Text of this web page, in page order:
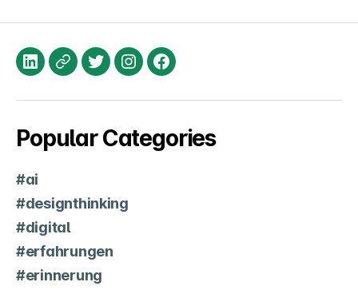
LinkedIn
XINGTwitterInstagramFacebook
Popular Categories
#ai
#designthinking
#digital
#erfahrungen
#erinnerung